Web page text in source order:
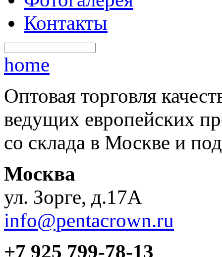
Контакты
home
Оптовая торговля
ведущих европейских
со склада в Москве и под
Москва
ул. Зорге, д.17А
info@pentacrown.ru
+7 925 799-78-13